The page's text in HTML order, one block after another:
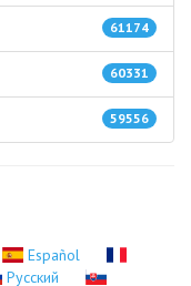
61174
60331
59556
Español
Русский